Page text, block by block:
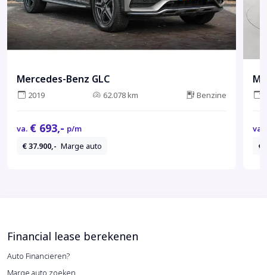
Mercedes-Benz GLC
2019 62.078 km Benzine
va. € 693,- p/m
€ 37.900,- Marge auto
va.
€
Financial lease berekenen
Auto Financieren?